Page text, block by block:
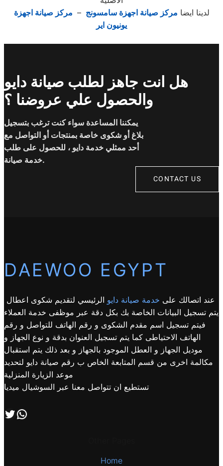
لدينا ايضا مركز صيانة اجهزة سامسونج – مركز صيانة اجهزة
يونيون اير
هل انت جاهز لطلب صيانة دايو
والحصول علي عروضنا ؟
يمكننا المساعدة سواء كنت ترغب بتسجيل
بلاغ أو شكوى خاصة بمنتجات أو التواصل مع
أحد ممثلي خدمة دايو ، للحصول على طلب
خدمة صيانة.
CONTACT US
DAEWOO EGYPT
عند اتصالك على خدمة صيانة دايو الرئيسي لتقديم شكوى اعطال
يتم تسجيل البيانات الخاصة بك بكل دقة عبر موظفى خدمة العملاء
فيتم تسجيل اسم مقدم الشكوى و رقم الهاتف للتواصل و رقم
الهاتف الاحتياطى كما يتم تسجيل العنوان بدقة و نوع الجهاز و
موديل الجهاز و العطل الموجود بالجهاز و بعد ذلك يتم استقبال
مكالمة اخرى من قسم المتابعة الخاص ب رقم صيانة دايو لتحديد
موعد الزيارة المنزلية
تستطيع ان تتواصل معنا عبر السوشيال ميديا
تابعنا علي صفحة التويتر اتصل بنا علي طريق الوتساب
Home